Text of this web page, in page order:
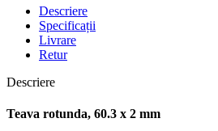
Descriere
Specificații
Livrare
Retur
Descriere
Teava rotunda, 60.3 x 2 mm